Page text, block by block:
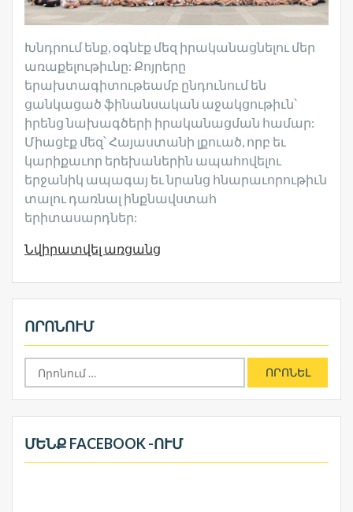
Խնդրում ենք, օգնէք մեզ իրականացնելու մեր
առաքելութիւնը: Քոյրերը
երախտագիտութեամբ ընդունում են
ցանկացած ֆինանսական աջակցութիւն՝
իրենց նախագծերի իրականացման համար:
Միացէք մեզ՝ Հայաստանի լքուած, որբ եւ
կարիքաւոր երեխաներին ապահովելու
երջանիկ ապագայ եւ նրանց հնարաւորութիւն
տալու դառնալ ինքնավստահ
երիտասարդներ:
Նվիրատվել առցանց
ՈՐՈՆՈՒՄ
Որոնել՝
ՄԵՆՔ FACEBOOK -ՈՒՄ